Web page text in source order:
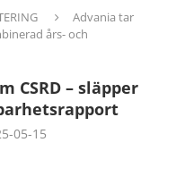
Advania tar
års- och
CSRD – släpper
05-15